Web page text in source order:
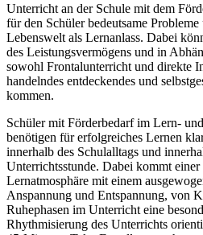
Unterricht an der Schule mit dem
für den Schüler bedeutsame
Lebenswelt als Lernanlass. Dabei
des Leistungsvermögens und in
sowohl Frontalunterricht und direkte
handelndes entdeckendes und
kommen.
Schüler mit Förderbedarf im Lern-
benötigen für erfolgreiches Lernen
innerhalb des Schulalltags und
Unterrichtsstunde. Dabei kommt
Lernatmosphäre mit einem
Anspannung und Entspannung, von
Ruhephasen im Unterricht eine
Rhythmisierung des Unterrichts